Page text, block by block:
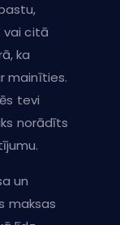
vai citā
ka
mainīties.
tevi
norādīts
un
maksas